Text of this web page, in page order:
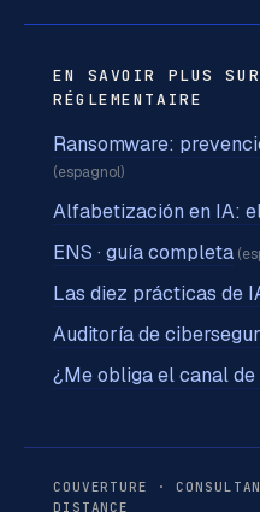
EN SAVOIR PLUS
RÉGLEMENTAIRE
Ransomware:
(espagnol)
Alfabetización en IA:
ENS · guía completa
Las diez prácticas de
Auditoría de
¿Me obliga el canal de
COUVERTURE ·
DISTANCE